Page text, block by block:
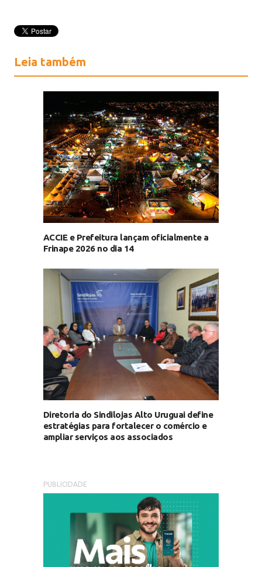
Leia também
ACCIE e Prefeitura lançam oficialmente a
Frinape 2026 no dia 14
Diretoria do Sindilojas Alto Uruguai define
estratégias para fortalecer o comércio e
ampliar serviços aos associados
PUBLICIDADE